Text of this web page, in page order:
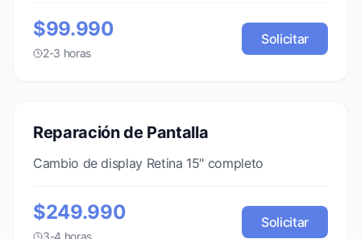
$99.990
2-3 horas
Solicitar
Reparación de Pantalla
Cambio de display Retina 15" completo
$249.990
3-4 horas
Solicitar